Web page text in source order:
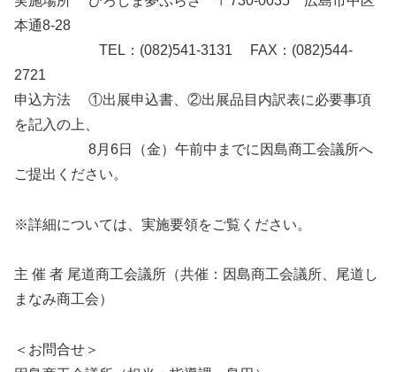
本通8-28
TEL：(082)541-3131 FAX：(082)544-
2721
申込方法 ①出展申込書、②出展品目内訳表に必要事項
を記入の上、
8月6日（金）午前中までに因島商工会議所へ
ご提出ください。
※詳細については、実施要領をご覧ください。
主 催 者 尾道商工会議所（共催：因島商工会議所、尾道し
まなみ商工会）
＜お問合せ＞